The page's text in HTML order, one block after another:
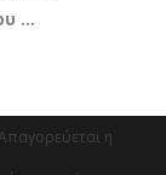
...
η